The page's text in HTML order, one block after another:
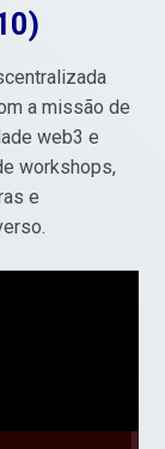
a missão de
web3 e
workshops,
e